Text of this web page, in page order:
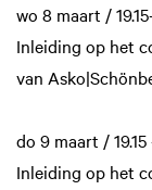
wo 8 maart /
Inleiding op het
van
do 9 maart /
Inleiding op het